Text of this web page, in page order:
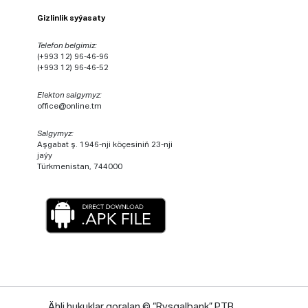
Gizlinlik syýasaty
Telefon belgimiz:
(+993 12) 96-46-96
(+993 12) 96-46-52
Elekton salgymyz:
office@online.tm
Salgymyz:
Aşgabat ş. 1946-nji köçesiniň 23-nji
jaýy
Türkmenistan, 744000